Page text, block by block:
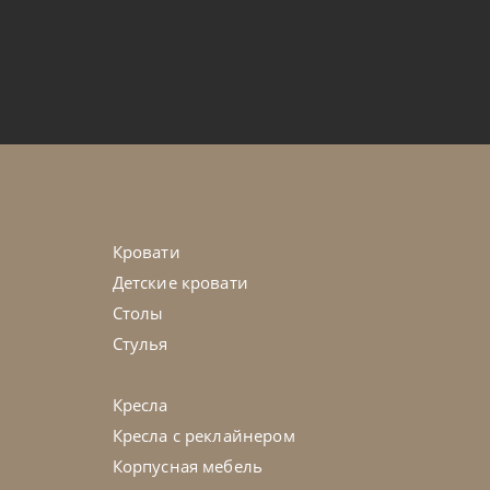
Кровати
Детские кровати
Столы
Стулья
Кресла
Кресла с реклайнером
Корпусная мебель